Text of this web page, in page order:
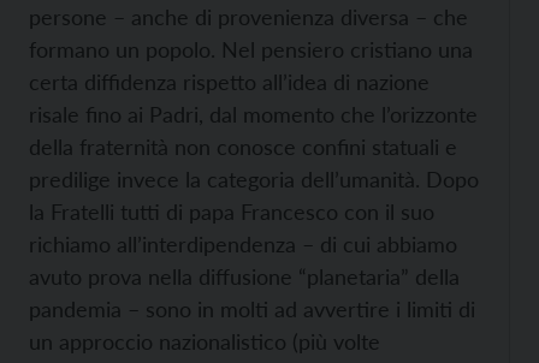
persone – anche di provenienza diversa – che
formano un popolo. Nel pensiero cristiano una
certa diffidenza rispetto all’idea di nazione
risale fino ai Padri, dal momento che l’orizzonte
della fraternità non conosce confini statuali e
predilige invece la categoria dell’umanità. Dopo
la Fratelli tutti di papa Francesco con il suo
richiamo all’interdipendenza – di cui abbiamo
avuto prova nella diffusione “planetaria” della
pandemia – sono in molti ad avvertire i limiti di
un approccio nazionalistico (più volte